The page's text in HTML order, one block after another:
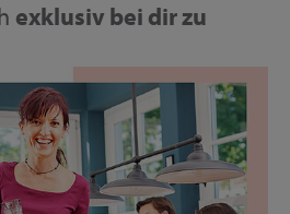
exklusiv bei dir zu